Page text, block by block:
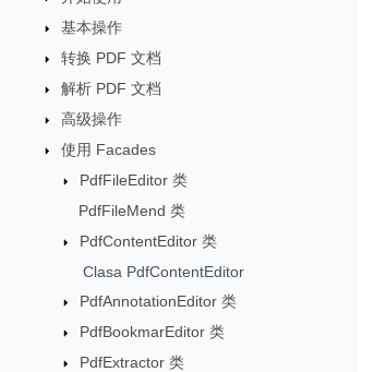
基本操作
转换 PDF 文档
解析 PDF 文档
高级操作
使用 Facades
PdfFileEditor 类
PdfFileMend 类
PdfContentEditor 类
Clasa PdfContentEditor
PdfAnnotationEditor 类
PdfBookmarEditor 类
PdfExtractor 类